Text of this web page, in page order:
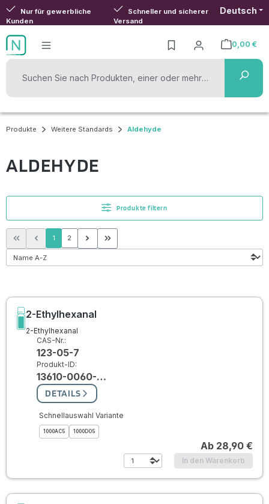
Zum Hauptinhalt springen
Nur für gewerbliche
Kunden
Schneller und sicherer
Versand
Deutsch
0,00 €
Warenkorb
Produkte Weitere Standards Aldehyde
ALDEHYDE
Produkte filtern
Seite
1 Seite
2
2-Ethylhexanal
2-Ethylhexanal
CAS-Nr.:
123-05-7
Produkt-ID:
13610-0060-…
DETAILS
Schnellauswahl Variante
1000AC5 1000DO5
Ab 28,90 €
In den Warenkorb